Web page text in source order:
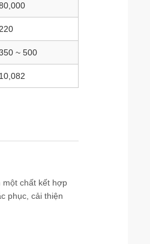
220
~ 500
10,082
một chất kết hợp
phục, cải thiện